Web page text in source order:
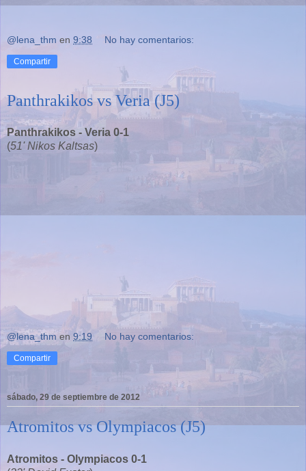
@lena_thm en 9:38 No hay comentarios:
Compartir
Panthrakikos vs Veria (J5)
Panthrakikos - Veria 0-1
(51' Nikos Kaltsas)
@lena_thm en 9:19 No hay comentarios:
Compartir
sábado, 29 de septiembre de 2012
Atromitos vs Olympiacos (J5)
Atromitos - Olympiacos 0-1